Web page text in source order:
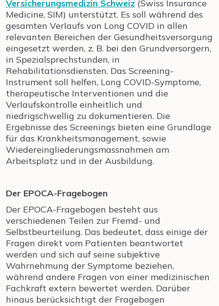
Versicherungsmedizin Schweiz (Swiss Insurance
Medicine, SIM) unterstützt. Es soll während des
gesamten Verlaufs von Long COVID in allen
relevanten Bereichen der Gesundheitsversorgung
eingesetzt werden, z. B. bei den Grundversorgern,
in Spezialsprechstunden, in
Rehabilitationsdiensten. Das Screening-
Instrument soll helfen, Long COVID-Symptome,
therapeutische Interventionen und die
Verlaufskontrolle einheitlich und
niedrigschwellig zu dokumentieren. Die
Ergebnisse des Screenings bieten eine Grundlage
für das Krankheitsmanagement, sowie
Wiedereingliederungsmassnahmen am
Arbeitsplatz und in der Ausbildung.
Der EPOCA-Fragebogen
Der EPOCA-Fragebogen besteht aus
verschiedenen Teilen zur Fremd- und
Selbstbeurteilung. Das bedeutet, dass einige der
Fragen direkt vom Patienten beantwortet
werden und sich auf seine subjektive
Wahrnehmung der Symptome beziehen,
während andere Fragen von einer medizinischen
Fachkraft extern bewertet werden. Darüber
hinaus berücksichtigt der Fragebogen